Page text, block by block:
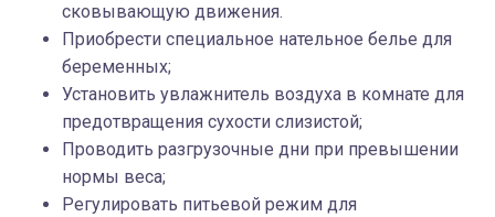
сковывающую движения.
Приобрести специальное нательное белье для
беременных;
Установить увлажнитель воздуха в комнате для
предотвращения сухости слизистой;
Проводить разгрузочные дни при превышении
нормы веса;
Регулировать питьевой режим для